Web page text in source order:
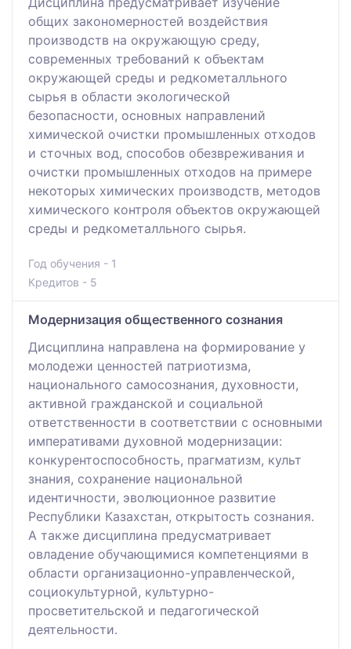
общих закономерностей воздействия
производств на окружающую среду,
современных требований к объектам
окружающей среды и редкометалльного
сырья в области экологической
безопасности, основных направлений
химической очистки промышленных отходов
и сточных вод, способов обезвреживания и
очистки промышленных отходов на примере
некоторых химических производств, методов
химического контроля объектов окружающей
среды и редкометалльного сырья.
Год обучения - 1
Кредитов - 5
Модернизация общественного сознания
Дисциплина направлена на формирование у
молодежи ценностей патриотизма,
национального самосознания, духовности,
активной гражданской и социальной
ответственности в соответствии с основными
императивами духовной модернизации:
конкурентоспособность, прагматизм, культ
знания, сохранение национальной
идентичности, эволюционное развитие
Республики Казахстан, открытость сознания.
А также дисциплина предусматривает
овладение обучающимися компетенциями в
области организационно-управленческой,
социокультурной, культурно-
просветительской и педагогической
деятельности.